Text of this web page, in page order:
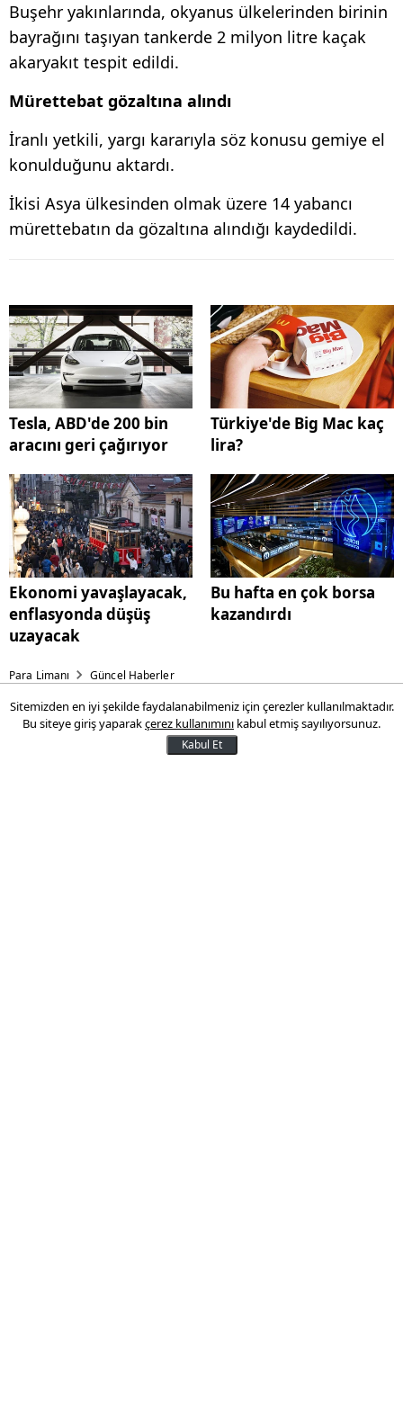
Buşehr yakınlarında, okyanus ülkelerinden birinin
bayrağını taşıyan tankerde 2 milyon litre kaçak
akaryakıt tespit edildi.
Mürettebat gözaltına alındı
İranlı yetkili, yargı kararıyla söz konusu gemiye el
konulduğunu aktardı.
İkisi Asya ülkesinden olmak üzere 14 yabancı
mürettebatın da gözaltına alındığı kaydedildi.
Tesla, ABD'de 200 bin
aracını geri çağırıyor
Türkiye'de Big Mac kaç
lira?
Ekonomi yavaşlayacak,
enflasyonda düşüş
uzayacak
Bu hafta en çok borsa
kazandırdı
Para Limanı Güncel Haberler
TEPAV'dan 2024 raporu:
Ekonomi yavaşlayacak,
Sitemizden en iyi şekilde faydalanabilmeniz için çerezler kullanılmaktadır.
Bu siteye giriş yaparakçerez kullanımını kabul etmiş sayılıyorsunuz.
Kabul Et